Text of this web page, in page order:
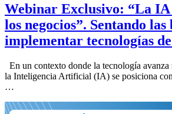
Webinar Exclusivo: “La IA
los negocios”. Sentando las
implementar tecnologías
En un contexto donde la tecnología avanza
la Inteligencia Artificial (IA) se posiciona
…